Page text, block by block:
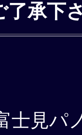
了承下
士見パ